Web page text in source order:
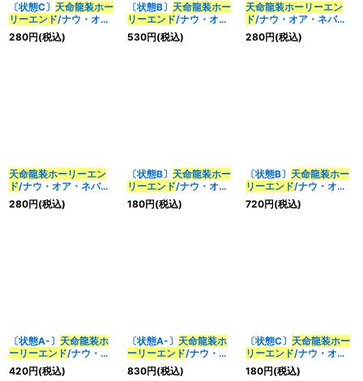
〔状態C〕 天命龍装ホー
リーエンド/ナウ・オ
ア・ネバー【SE】
{RP12S1秘/S12}《多》
280円(税込)
〔状態B〕 天命龍装ホー
リーエンド/ナウ・オ
ア・ネバー【SE】
{RP12S1秘/S12}《多》
530円(税込)
天命龍装ホーリーエン
ド/ナウ・オア・ネバー
【SR】{22BD34/14}
《多》
280円(税込)
天命龍装ホーリーエン
ド/ナウ・オア・ネバー
【SR】{EX19S6/S20}
《多》
280円(税込)
〔状態B〕 天命龍装ホー
リーエンド/ナウ・オ
ア・ネバー【SR】
{22BD34/14}《多》
180円(税込)
〔状態B〕 天命龍装ホー
リーエンド/ナウ・オ
ア・ネバー【SR】
{RP1811B/20}《多》
720円(税込)
〔状態A-〕 天命龍装ホ
ーリーエンド/ナウ・オ
ア・ネバー【SR】
{RP1811A/20}《多》
420円(税込)
〔状態A-〕 天命龍装ホ
ーリーエンド/ナウ・オ
ア・ネバー【SR】
{RP1811B/20}《多》
830円(税込)
〔状態C〕 天命龍装ホー
リーエンド/ナウ・オ
ア・ネバー【SR】
{RP1811A/20}《多》
180円(税込)